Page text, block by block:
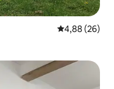
Priemerné
4,88 (26)